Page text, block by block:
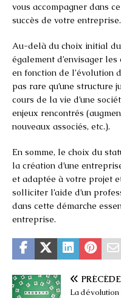
vous accompagner dans
succès de votre entreprise.
Au-delà du choix initial
également d’envisager
en fonction de l’évolution
pas rare qu’une structure
cours de la vie d’une
enjeux rencontrés
nouveaux associés, etc.).
En somme, le choix du
la création d’une
et adaptée à votre projet
solliciter l’aide d’un
dans cette démarche
entreprise.
La dévolution